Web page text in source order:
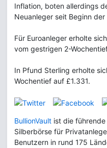
Inflation, boten allerdings
Neuanleger seit Beginn
Für Euroanleger erholte
vom gestrigen 2-
In Pfund Sterling erholte
Wochentief auf £1.331.
BullionVault ist die
Silberbörse für
Benutzern in rund 175